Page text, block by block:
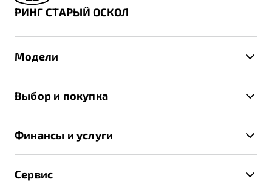
РИНГ СТАРЫЙ ОСКОЛ
Модели
X70
Выбор и покупка
Спецпредложения и Акции
Записаться на тест-драйв
Финансы и услуги
Трейд-ин
Сервис